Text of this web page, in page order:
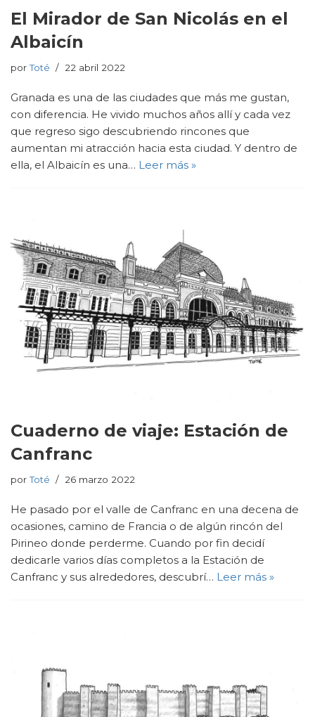
El Mirador de San Nicolás en el
Albaicín
porToté 22 abril 2022
Granada es una de las ciudades que más me gustan,
con diferencia. He vivido muchos años allí y cada vez
que regreso sigo descubriendo rincones que
aumentan mi atracción hacia esta ciudad. Y dentro de
ella, el Albaicín es una… Leer más »
Cuaderno de viaje: Estación de
Canfranc
porToté 26 marzo 2022
He pasado por el valle de Canfranc en una decena de
ocasiones, camino de Francia o de algún rincón del
Pirineo donde perderme. Cuando por fin decidí
dedicarle varios días completos a la Estación de
Canfranc y sus alrededores, descubrí… Leer más »